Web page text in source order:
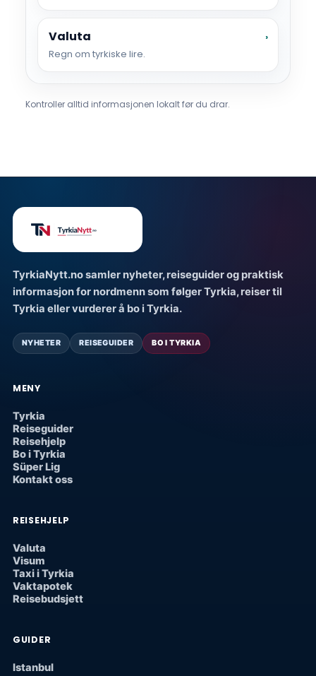
Valuta
Regn om tyrkiske lire.
›
Kontroller alltid informasjonen lokalt før du drar.
TyrkiaNytt.no samler nyheter, reiseguider og praktisk
informasjon for nordmenn som følger Tyrkia, reiser til
Tyrkia eller vurderer å bo i Tyrkia.
NYHETER REISEGUIDER BO I TYRKIA
MENY
Tyrkia
Reiseguider
Reisehjelp
Bo i Tyrkia
Süper Lig
Kontakt oss
REISEHJELP
Valuta
Visum
Taxi i Tyrkia
Vaktapotek
Reisebudsjett
GUIDER
Istanbul